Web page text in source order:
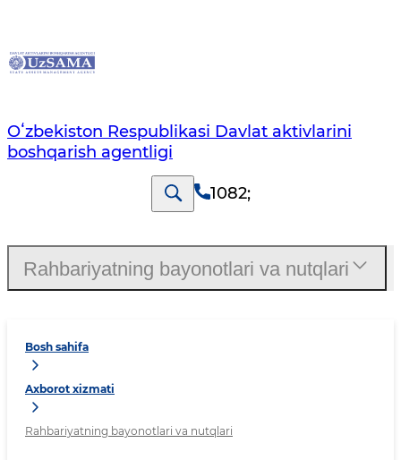
Oʻzbekiston Respublikasi Davlat aktivlarini
boshqarish agentligi
1082;
Bosh sahifa
Axborot xizmati
Rahbariyatning bayonotlari va nutqlari
Rahbariyatning bayonotlari va nutqlari